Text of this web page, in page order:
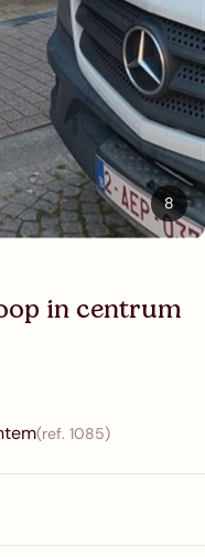
8
in centrum
(ref. 1085)